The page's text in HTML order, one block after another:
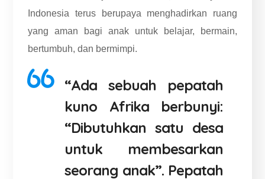
Indonesia terus berupaya menghadirkan ruang
yang aman bagi anak untuk belajar, bermain,
bertumbuh, dan bermimpi.
“Ada sebuah pepatah
kuno Afrika berbunyi:
“Dibutuhkan satu desa
untuk membesarkan
seorang anak”. Pepatah